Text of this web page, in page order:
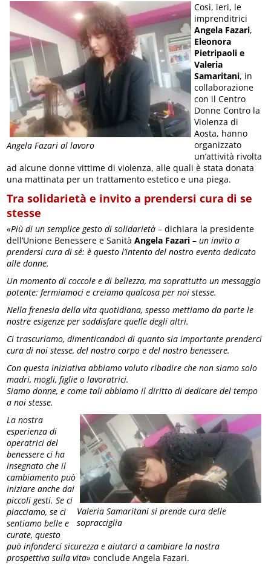
Angela Fazari al lavoro
Così, ieri, le
imprenditrici
Angela Fazari,
Eleonora
Pietripaoli e
Valeria
Samaritani, in
collaborazione
con il Centro
Donne Contro la
Violenza di
Aosta, hanno
organizzato
un’attività rivolta
ad alcune donne vittime di violenza, alle quali è stata donata
una mattinata per un trattamento estetico e una piega.
Tra solidarietà e invito a prendersi cura di se
stesse
«Più di un semplice gesto di solidarietà – dichiara la presidente
dell’Unione Benessere e SanitàAngela Fazari –un invito a
prendersi cura di sé: è questo l’intento del nostro evento dedicato
alle donne.
Un momento di coccole e di bellezza, ma soprattutto un messaggio
potente: fermiamoci e creiamo qualcosa per noi stesse.
Nella frenesia della vita quotidiana, spesso mettiamo da parte le
nostre esigenze per soddisfare quelle degli altri.
Ci trascuriamo, dimenticandoci di quanto sia importante prenderci
cura di noi stesse, del nostro corpo e del nostro benessere.
Con questa iniziativa abbiamo voluto ribadire che non siamo solo
madri, mogli, figlie o lavoratrici.
Siamo donne, e come tali abbiamo il diritto di dedicare del tempo
a noi stesse.
Valeria Samaritani si prende cura delle
sopracciglia
La nostra
esperienza di
operatrici del
benessere ci ha
insegnato che il
cambiamento può
iniziare anche dai
piccoli gesti. Se ci
piacciamo, se ci
sentiamo belle e
curate, questo
può infonderci sicurezza e aiutarci a cambiare la nostra
prospettiva sulla vita»conclude Angela Fazari.